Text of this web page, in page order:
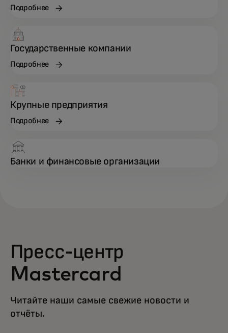
Подробнее
Государственные компании
Подробнее
Крупные предприятия
Подробнее
Банки и финансовые организации
Пресс-центр
Mastercard
Читайте наши самые свежие новости и
отчёты.